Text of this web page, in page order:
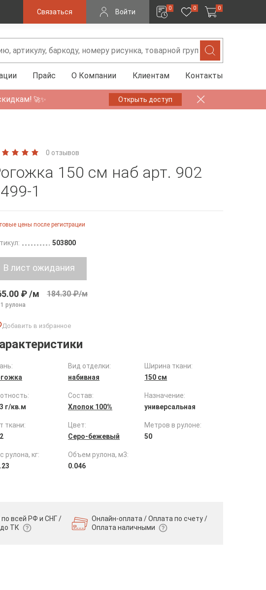
Связаться Войти 0 0 0
Прайс О Компании Клиентам Контакты
🚀✨ Открыть доступ
0 отзывов
150 см наб арт. 902
1
цены после регистрации
503800
₽ /м 184.30 ₽/м
рулона
Вид отделки:
набивная
Ширина ткани:
150 см
г/кв.м
Состав:
Хлопок 100%
Назначение:
универсальная
ткани:
Цвет:
Серо-бежевый
Метров в рулоне:
50
рулона, кг:
Объем рулона, м3:
0.046
всей РФ и СНГ /
ТК
Онлайн-оплата / Оплата по счету /
Оплата наличными